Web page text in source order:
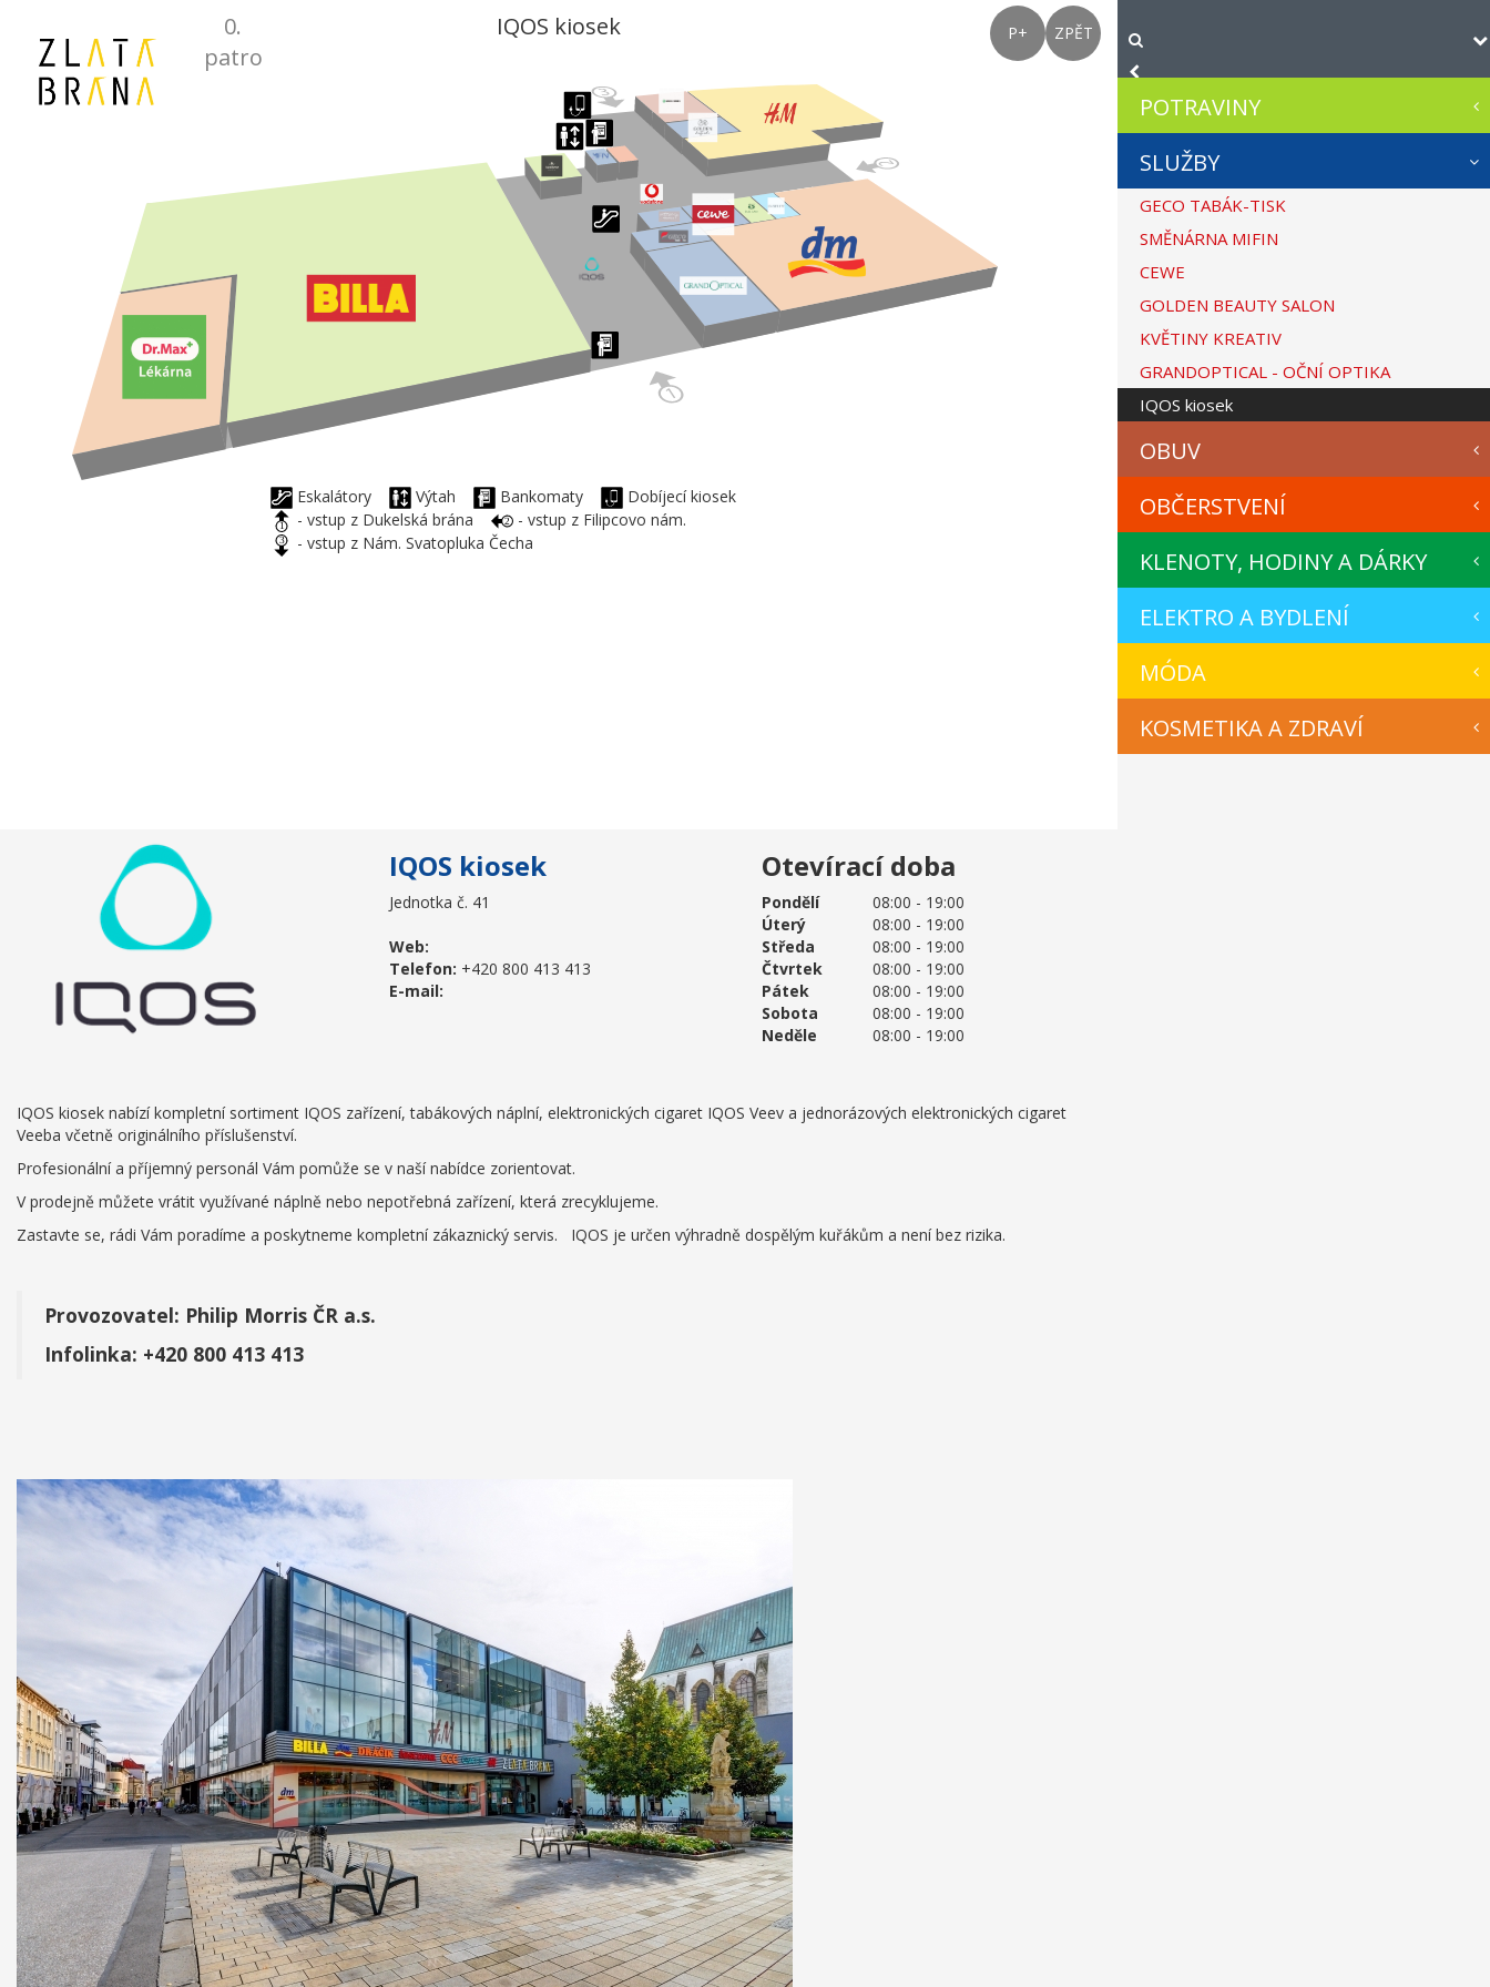
0.
patro
IQOS kiosek ZPĚT
P+
Eskalátory Výtah Bankomaty
Dobíjecí kiosek
- vstup z Dukelská brána
- vstup z Filipcovo nám.
- vstup z Nám. Svatopluka Čecha
IQOS kiosek
Jednotka č. 41
Web:
Telefon: +420 800 413 413
E-mail:
Otevírací doba
Pondělí
08:00 - 19:00
Úterý
08:00 - 19:00
Středa
08:00 - 19:00
Čtvrtek
08:00 - 19:00
Pátek
08:00 - 19:00
Sobota
08:00 - 19:00
Neděle
08:00 - 19:00
IQOS kiosek nabízí kompletní sortiment IQOS zařízení, tabákových náplní, elektronických cigaret IQOS Veev a jednorázových elektronických cigaret
Veeba včetně originálního příslušenství.
Profesionální a příjemný personál Vám pomůže se v naší nabídce zorientovat.
V prodejně můžete vrátit využívané náplně nebo nepotřebná zařízení, která zrecyklujeme.
Zastavte se, rádi Vám poradíme a poskytneme kompletní zákaznický servis. IQOS je určen výhradně dospělým kuřákům a není bez rizika.
Provozovatel: Philip Morris ČR a.s.
Infolinka: +420 800 413 413
POTRAVINY
SLUŽBY
GECO TABÁK-TISK
SMĚNÁRNA MIFIN
CEWE
GOLDEN BEAUTY SALON
KVĚTINY KREATIV
GRANDOPTICAL - OČNÍ OPTIKA
IQOS kiosek
OBUV
OBČERSTVENÍ
KLENOTY, HODINY A DÁRKY
ELEKTRO A BYDLENÍ
MÓDA
KOSMETIKA A ZDRAVÍ